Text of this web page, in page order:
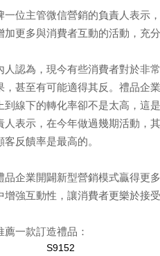
主管微信營銷的負責人表示，
加更多與消費者互動的活動，充
為，現今有些消費者對於非常
，甚至有可能適得其反。禮品企
到線下的轉化率卻不是太高，這
人表示，在今年做過幾期活動，
反饋率是最高的。
業開闢新型營銷模式贏得更多
增強互動性，讓消費者更樂於接
薦一款訂造禮品：
S9152